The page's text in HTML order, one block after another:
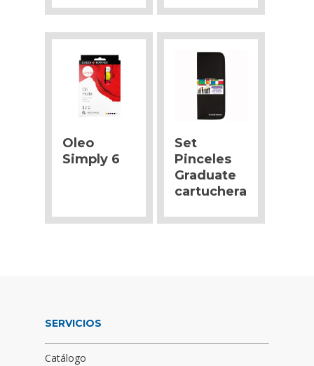
Oleo
Simply 6
Set
Pinceles
Graduate
cartuchera
SERVICIOS
Catálogo